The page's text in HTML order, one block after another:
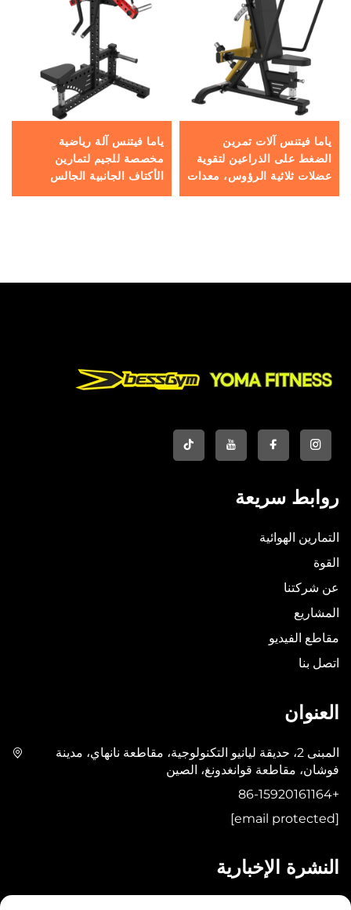
ياما فيتنس آلات تمرين
الضغط على الذراعين لتقوية
عضلات ثلاثية الرؤوس، معدات
صالة رياضية تجارية من مورد
ياما فيتنس آلة رياضية
مخصصة للجيم لتمارين
الأكتاف الجانبية الجالس
والواقف
روابط سريعة
التمارين الهوائية
القوة
عن شركتنا
المشاريع
مقاطع الفيديو
اتصل بنا
العنوان
المبنى 2، حديقة ليانيو التكنولوجية، مقاطعة نانهاي، مدينة
فوشان، مقاطعة قوانغدونغ، الصين
+86-15920161164
[email protected]
النشرة الإخبارية